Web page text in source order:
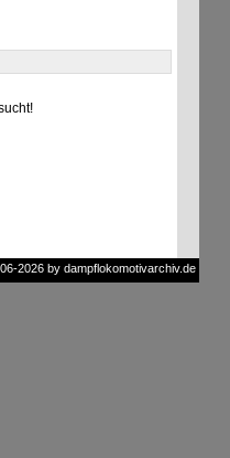
2026 by dampflokomotivarchiv.de